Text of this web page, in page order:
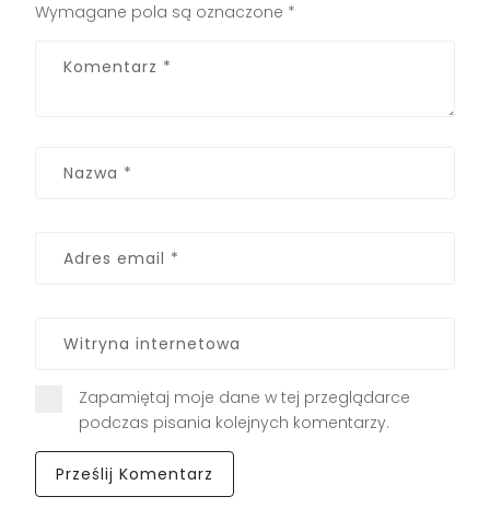
Wymagane pola są oznaczone *
Zapamiętaj moje dane w tej przeglądarce
podczas pisania kolejnych komentarzy.